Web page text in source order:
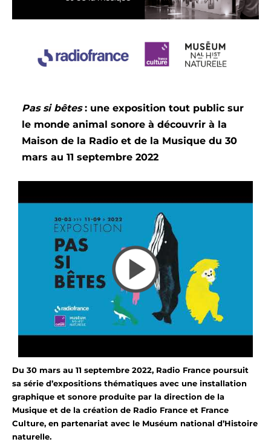
Pas si bêtes: une exposition tout public sur
le monde animal sonore à découvrir à la
Maison de la Radio et de la Musique du 30
mars au 11 septembre 2022
Du 30 mars au 11 septembre 2022, Radio France poursuit
sa série d’expositions thématiques avec une installation
graphique et sonore produite par la direction de la
Musique et de la création de Radio France et France
Culture, en partenariat avec le Muséum national d’Histoire
naturelle.